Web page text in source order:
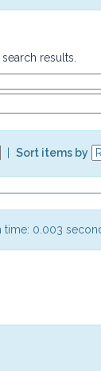
results.
Sort items by
time: 0.003